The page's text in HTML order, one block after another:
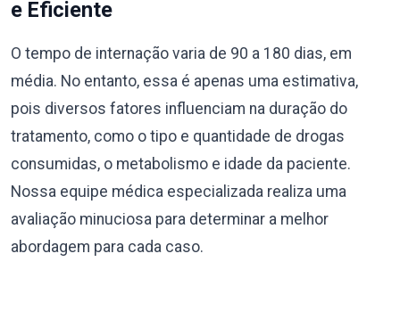
e Eficiente
O tempo de internação varia de 90 a 180 dias, em
média. No entanto, essa é apenas uma estimativa,
pois diversos fatores influenciam na duração do
tratamento, como o tipo e quantidade de drogas
consumidas, o metabolismo e idade da paciente.
Nossa equipe médica especializada realiza uma
avaliação minuciosa para determinar a melhor
abordagem para cada caso.